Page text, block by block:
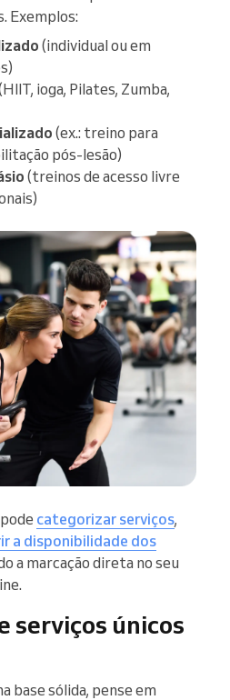
Exemplos:
(individual ou em
ioga, Pilates, Zumba,
(ex.: treino para
pós-lesão)
(treinos de acesso livre
categorizar serviços,
a disponibilidade dos
a marcação direta no seu
serviços únicos
base sólida, pense em